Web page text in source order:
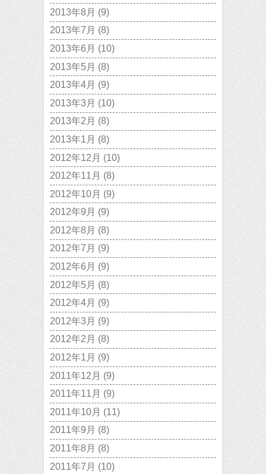
2013年8月 (9)
2013年7月 (8)
2013年6月 (10)
2013年5月 (8)
2013年4月 (9)
2013年3月 (10)
2013年2月 (8)
2013年1月 (8)
2012年12月 (10)
2012年11月 (8)
2012年10月 (9)
2012年9月 (9)
2012年8月 (8)
2012年7月 (9)
2012年6月 (9)
2012年5月 (8)
2012年4月 (9)
2012年3月 (9)
2012年2月 (8)
2012年1月 (9)
2011年12月 (9)
2011年11月 (9)
2011年10月 (11)
2011年9月 (8)
2011年8月 (8)
2011年7月 (10)